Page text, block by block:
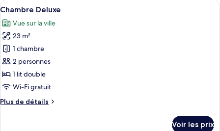
de
Essential
Single
Afficher
toutes
les
photos
pour
ce
type
de
chambre :
Chambre
Une chambre d’hôtel avec deux lits,
5
Chambre Deluxe
Vue sur la ville
23 m²
1 chambre
2 personnes
1 lit double
Wi-Fi gratuit
Plus de détails
Plus
Voir les prix